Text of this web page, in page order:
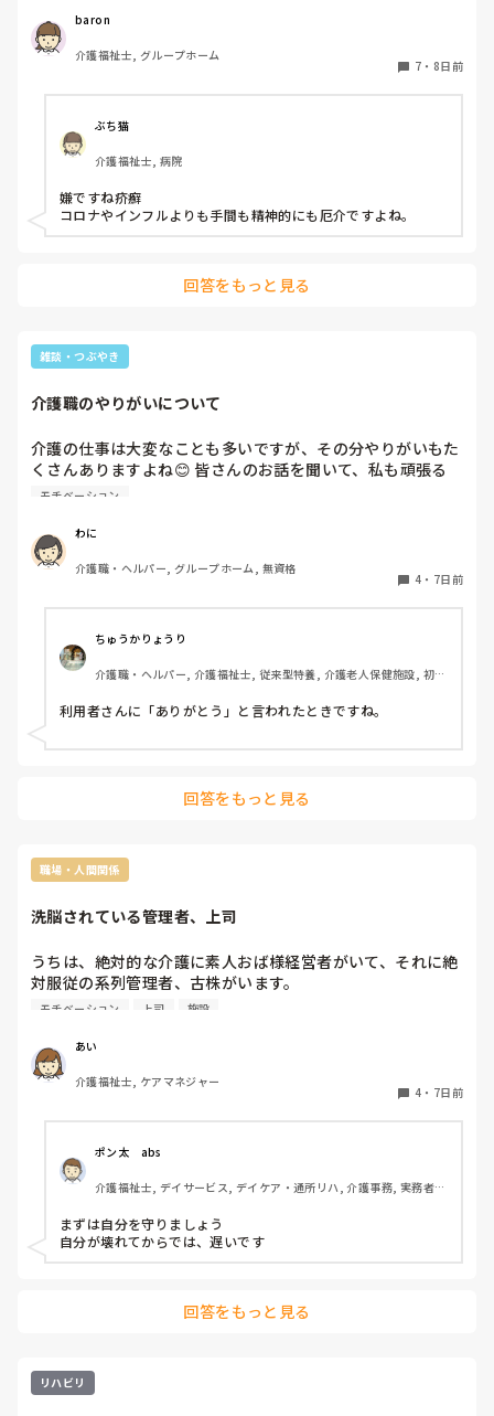
には「勘弁してー！」と思い疲れてしまいます。
みなさん、依存心の強い利用者様にイライラしてしまうこと
はありませんか？どの様に気持ちを落ち着けていますか？
保ち方があったら教えていただきたいです。
baron
介護福祉士, グループホーム
7 ・ 8日前
ぶち猫
介護福祉士, 病院
嫌ですね疥癬
コロナやインフルよりも手間も精神的にも厄介ですよね。
回答をもっと見る
雑談・つぶやき
介護職のやりがいについて
介護の仕事は大変なことも多いですが、その分やりがいもた
くさんありますよね😊 皆さんのお話を聞いて、私も頑張る
力にしたいです。 最近「この仕事をしていて良かった！」と
モチベーション
わに
介護職・ヘルパー, グループホーム, 無資格
4 ・ 7日前
ちゅうかりょうり
介護職・ヘルパー, 介護福祉士, 従来型特養, 介護老人保健施設, 初任
利用者さんに「ありがとう」と言われたときですね。
回答をもっと見る
職場・人間関係
洗脳されている管理者、上司
うちは、絶対的な介護に素人おば様経営者がいて、それに絶
対服従の系列管理者、古株がいます。
完全な縦社会で、辞めて行くのは下ばかりです。
無くして欲しいです。
誰しもすぐ辞めたくない、頑張ってやって心身壊れて辞めて
行きます。私もパワハラ等で短期で離職してますので、ここ
神的に壊れているなって感じてます。よく洗脳って言われま
すが、洗脳されている系列管理者達、おかしいって思ってい
ても従う、そのうちその感覚も無くしてしまう、この先どう
モチベーション 上司 施設
あい
介護福祉士, ケアマネジャー
4 ・ 7日前
ポン太　abs
介護福祉士, デイサービス, デイケア・通所リハ, 介護事務, 実務者研
まずは自分を守りましょう
自分が壊れてからでは、遅いです
回答をもっと見る
リハビリ